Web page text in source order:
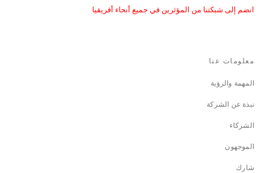
انضم إلى شبكتنا من المؤثرين في جميع أنحاء أفريقيا
معلومات عنا
المهمة والرؤية
نبذة عن الشركة
الشركاء
الموجهون
شارك